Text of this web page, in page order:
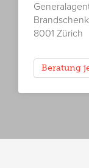
8001 Zürich
Beratung